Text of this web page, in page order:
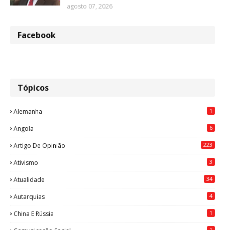
agosto 07, 2026
Facebook
Tópicos
Alemanha 1
Angola 6
Artigo De Opinião 223
Ativismo 3
Atualidade 34
Autarquias 4
China E Rússia 1